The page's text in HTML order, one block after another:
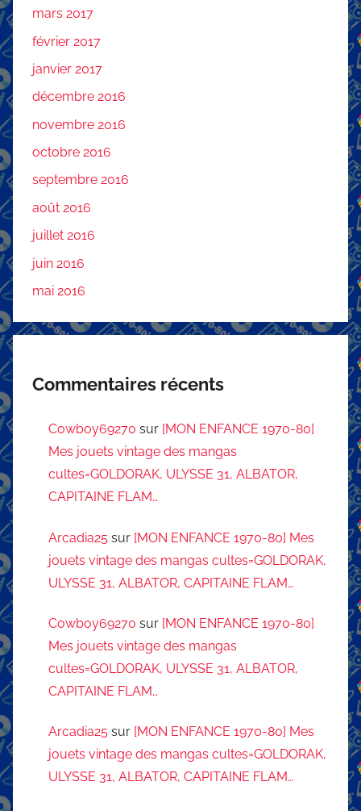
mars 2017
février 2017
janvier 2017
décembre 2016
novembre 2016
octobre 2016
septembre 2016
août 2016
juillet 2016
juin 2016
mai 2016
Commentaires récents
Cowboy69270 sur [MON ENFANCE 1970-80]
Mes jouets vintage des mangas
cultes=GOLDORAK, ULYSSE 31, ALBATOR,
CAPITAINE FLAM…
Arcadia25 sur [MON ENFANCE 1970-80] Mes
jouets vintage des mangas cultes=GOLDORAK,
ULYSSE 31, ALBATOR, CAPITAINE FLAM…
Cowboy69270 sur [MON ENFANCE 1970-80]
Mes jouets vintage des mangas
cultes=GOLDORAK, ULYSSE 31, ALBATOR,
CAPITAINE FLAM…
Arcadia25 sur [MON ENFANCE 1970-80] Mes
jouets vintage des mangas cultes=GOLDORAK,
ULYSSE 31, ALBATOR, CAPITAINE FLAM…